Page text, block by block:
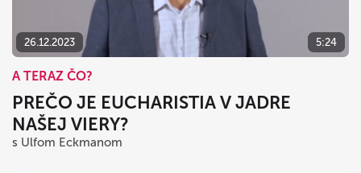
26.12.2023 5:24
A TERAZ ČO?
PREČO JE EUCHARISTIA V JADRE
NAŠEJ VIERY?
s Ulfom Eckmanom